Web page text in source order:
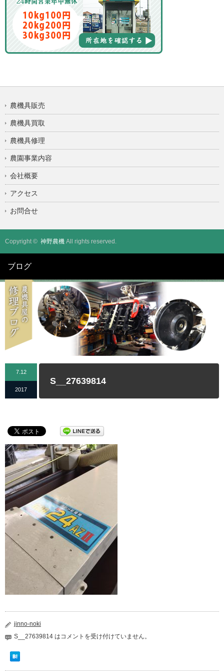
農機具販売
農機具買取
農機具修理
農園事業内容
会社概要
アクセス
お問合せ
Copyright © 神野農機 All rights reserved.
ブログ
7.12
2017
S__27639814
jinno-noki
S__27639814 はコメントを受け付けていません。